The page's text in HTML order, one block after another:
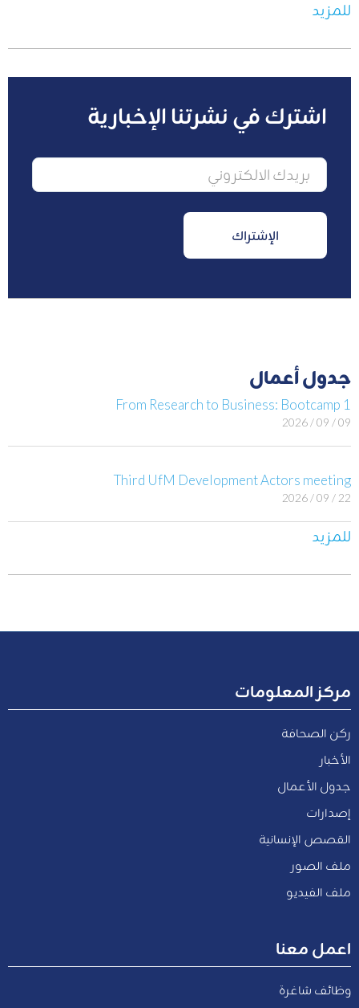
للمزيد
اشترك في نشرتنا الإخبارية
جدول أعمال
From Research to Business: Bootcamp 1
09 / 09 / 2026
Third UfM Development Actors meeting
22 / 09 / 2026
للمزيد
مركز المعلومات
ركن الصحافة
الأخبار
جدول الأعمال
إصدارات
القصص الإنسانية
ملف الصور
ملف الفيديو
اعمل معنا
وظائف شاغرة